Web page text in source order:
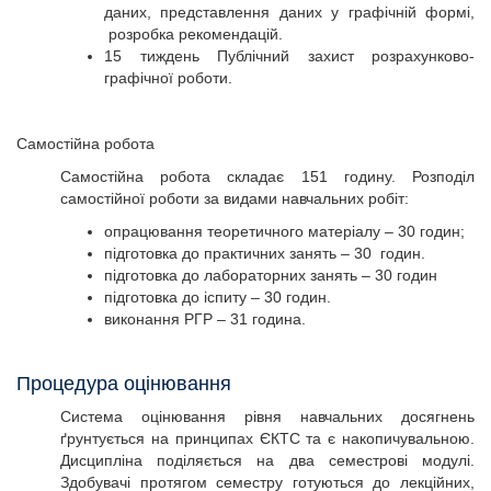
даних, представлення даних у графічній формі,
розробка рекомендацій.
15 тиждень Публічний захист розрахунково-
графічної роботи.
Самостійна робота
Самостійна робота складає 151 годину. Розподіл
самостійної роботи за видами навчальних робіт:
опрацювання теоретичного матеріалу – 30 годин;
підготовка до практичних занять – 30 годин.
підготовка до лабораторних занять – 30 годин
підготовка до іспиту – 30 годин.
виконання РГР – 31 година.
Процедура оцінювання
Система оцінювання рівня навчальних досягнень
ґрунтується на принципах ЄКТС та є накопичувальною.
Дисципліна поділяється на два семестрові модулі.
Здобувачі протягом семестру готуються до лекційних,